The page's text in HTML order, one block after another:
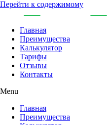
Перейти к содержимому
Главная
Преимущества
Калькулятор
Тарифы
Отзывы
Контакты
Menu
Главная
Преимущества